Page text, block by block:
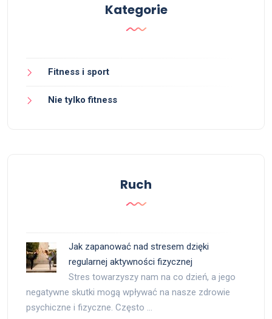
Kategorie
Fitness i sport
Nie tylko fitness
Ruch
Jak zapanować nad stresem dzięki
regularnej aktywności fizycznej
Stres towarzyszy nam na co dzień, a jego
negatywne skutki mogą wpływać na nasze zdrowie
psychiczne i fizyczne. Często …